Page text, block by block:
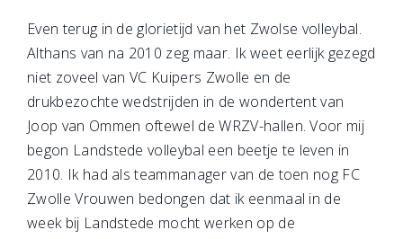
Even terug in de glorietijd van het Zwolse volleybal.
Althans van na 2010 zeg maar. Ik weet eerlijk gezegd
niet zoveel van VC Kuipers Zwolle en de
drukbezochte wedstrijden in de wondertent van
Joop van Ommen oftewel de WRZV-hallen. Voor mij
begon Landstede volleybal een beetje te leven in
2010. Ik had als teammanager van de toen nog FC
Zwolle Vrouwen bedongen dat ik eenmaal in de
week bij Landstede mocht werken op de